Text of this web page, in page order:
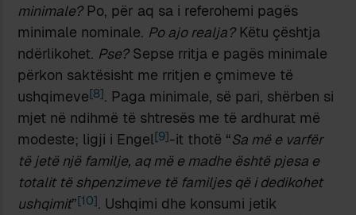
minimale?Po, për aq sa i referohemi pagës
minimale nominale. Po ajo realja?Këtu çështja
ndërlikohet. Pse?Sepse rritja e pagës minimale
përkon saktësisht me rritjen e çmimeve të
ushqimeve[8]. Paga minimale, së pari, shërben si
mjet në ndihmë të shtresës me të ardhurat më
modeste; ligji i Engel[9]-it thotë “Sa më e varfër
të jetë një familje, aq më e madhe është pjesa e
totalit të shpenzimeve të familjes që i dedikohet
ushqimit”[10]. Ushqimi dhe konsumi jetik